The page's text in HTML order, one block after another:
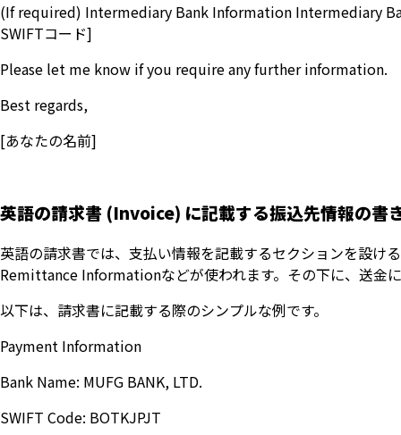
(If required) Intermediary Bank Information Intermediary
SWIFTコード]
Please let me know if you require any further information.
Best regards,
[あなたの名前]
英語の請求書 (Invoice) に記載する振込先情報の書
英語の請求書では、支払い情報を記載するセクションを設
Remittance Informationなどが使われます。その下に、送金
以下は、請求書に記載する際のシンプルな例です。
Payment Information
Bank Name: MUFG BANK, LTD.
SWIFT Code: BOTKJPJT